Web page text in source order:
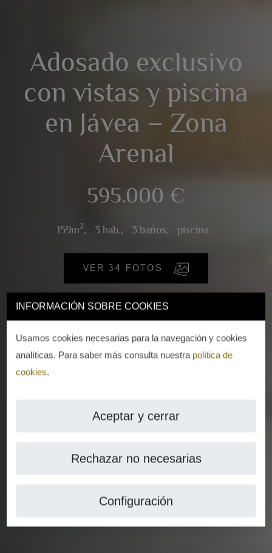
INFORMACIÓN SOBRE COOKIES
Usamos cookies necesarias para la navegación y cookies
analíticas. Para saber más consulta nuestra política de
cookies.
Aceptar y cerrar
Rechazar no necesarias
Configuración
Adosado exclusivo
con vistas y piscina
en Jávea – Zona
Arenal
595.000 €
159m2, 3 hab., 3 baños, piscina
VER 34 FOTOS